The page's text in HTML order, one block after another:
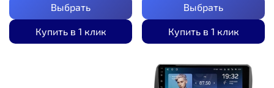
Выбрать
Купить в 1 клик
Выбрать
Купить в 1 клик